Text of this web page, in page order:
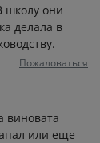
школу они
делала в
Пожаловаться
виновата
или еще